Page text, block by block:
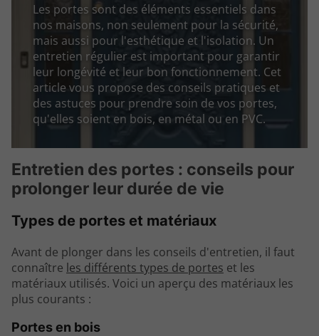
Les portes sont des éléments essentiels dans
nos maisons, non seulement pour la sécurité,
mais aussi pour l'esthétique et l'isolation. Un
entretien régulier est important pour garantir
leur longévité et leur bon fonctionnement. Cet
article vous propose des conseils pratiques et
des astuces pour prendre soin de vos portes,
qu'elles soient en bois, en métal ou en PVC.
Entretien des portes : conseils pour
prolonger leur durée de vie
Types de portes et matériaux
Avant de plonger dans les conseils d'entretien, il faut
connaître les différents types de portes et les
matériaux utilisés. Voici un aperçu des matériaux les
plus courants :
Portes en bois